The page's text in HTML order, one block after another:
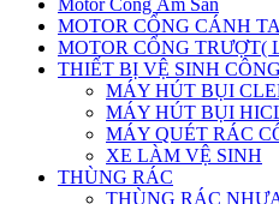
Motor Cổng Âm Sàn
MOTOR CỔNG CÁNH
MOTOR CỔNG TRƯỢT(
THIẾT BỊ VỆ SINH
MÁY HÚT BỤI
MÁY HÚT BỤI
MÁY QUÉT RÁC
XE LÀM VỆ SINH
THÙNG RÁC
THÙNG RÁC